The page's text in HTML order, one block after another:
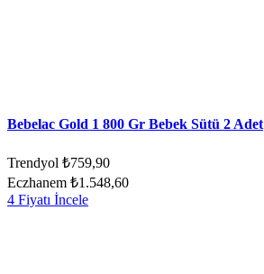
Bebelac Gold 1 800 Gr Bebek Sütü 2 Adet
Trendyol ₺759,90
Eczhanem ₺1.548,60
4 Fiyatı İncele